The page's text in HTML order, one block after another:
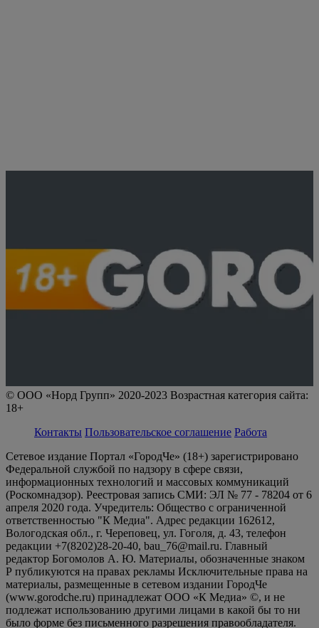
© ООО «Норд Групп» 2020-2023 Возрастная категория сайта:
18+
Контакты Пользовательское соглашение Работа
Сетевое издание Портал «ГородЧе» (18+) зарегистрировано
Федеральной службой по надзору в сфере связи,
информационных технологий и массовых коммуникаций
(Роскомнадзор). Реестровая запись СМИ: ЭЛ № 77 - 78204 от 6
апреля 2020 года. Учредитель: Общество с ограниченной
ответственностью "К Медиа". Адрес редакции 162612,
Вологодская обл., г. Череповец, ул. Гоголя, д. 43, телефон
редакции +7(8202)28-20-40, bau_76@mail.ru. Главный
редактор Богомолов А. Ю. Материалы, обозначенные знаком
Р публикуются на правах рекламы Исключительные права на
материалы, размещенные в сетевом издании ГородЧе
(www.gorodche.ru) принадлежат ООО «К Медиа» ©, и не
подлежат использованию другими лицами в какой бы то ни
было форме без письменного разрешения правообладателя.